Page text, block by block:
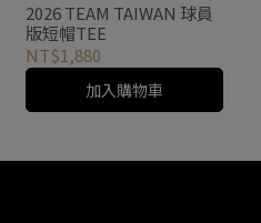
2026 TEAM TAIWAN 球員
版短帽TEE
NT$1,880
加入購物車